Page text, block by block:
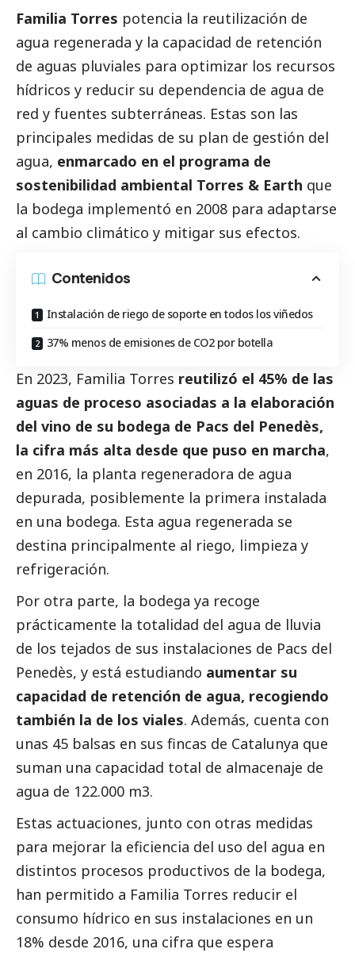
Familia Torres potencia la reutilización de
agua regenerada y la capacidad de retención
de aguas pluviales para optimizar los recursos
hídricos y reducir su dependencia de agua de
red y fuentes subterráneas. Estas son las
principales medidas de su plan de gestión del
agua, enmarcado en el programa de
sostenibilidad ambiental Torres & Earth que
la bodega implementó en 2008 para adaptarse
al cambio climático y mitigar sus efectos.
Contenidos
Instalación de riego de soporte en todos los viñedos
37% menos de emisiones de CO2 por botella
En 2023, Familia Torres reutilizó el 45% de las
aguas de proceso asociadas a la elaboración
del vino de su bodega de Pacs del Penedès,
la cifra más alta desde que puso en marcha,
en 2016, la planta regeneradora de agua
depurada, posiblemente la primera instalada
en una bodega. Esta agua regenerada se
destina principalmente al riego, limpieza y
refrigeración.
Por otra parte, la bodega ya recoge
prácticamente la totalidad del agua de lluvia
de los tejados de sus instalaciones de Pacs del
Penedès, y está estudiando aumentar su
capacidad de retención de agua, recogiendo
también la de los viales. Además, cuenta con
unas 45 balsas en sus fincas de Catalunya que
suman una capacidad total de almacenaje de
agua de 122.000 m3.
Estas actuaciones, junto con otras medidas
para mejorar la eficiencia del uso del agua en
distintos procesos productivos de la bodega,
han permitido a Familia Torres reducir el
consumo hídrico en sus instalaciones en un
18% desde 2016, una cifra que espera